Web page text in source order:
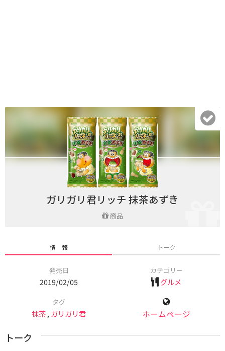
ガリガリ君リッチ 抹茶あずき
商品
情 報 トーク
発売日
2019/02/05
カテゴリー
グルメ
タグ
抹茶, ガリガリ君 ホームページ
トーク